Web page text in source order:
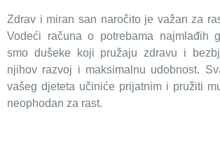
Zdrav i miran san naročito je važan za
Vodeći računa o potrebama najmlađih
smo dušeke koji pružaju zdravu i
njihov razvoj i maksimalnu udobnost.
vašeg djeteta učiniće prijatnim i pružiti
neophodan za rast.